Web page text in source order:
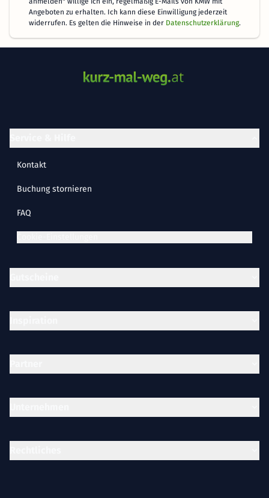
Angeboten zu erhalten. Ich kann diese Einwilligung jederzeit
widerrufen. Es gelten die Hinweise in der Datenschutzerklärung.
Kontakt
Buchung stornieren
FAQ